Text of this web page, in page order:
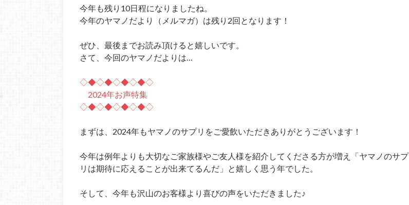
今年も残り10日程になりましたね。
今年のヤマノだより（メルマガ）は残り2回となります！
ぜひ、最後までお読み頂けると嬉しいです。
さて、今回のヤマノだよりは…
◇◆◇◆◇◆◇◆◇
2024年お声特集
◇◆◇◆◇◆◇◆◇
まずは、2024年もヤマノのサプリをご愛飲いただきありがとうございます！
今年は例年よりも大切なご家族様やご友人様を紹介してくださる方が増え「ヤマノのサプ
リは期待に応えることが出来てるんだ」と嬉しく思う年でした。
そして、今年も沢山のお客様より喜びの声をいただきました♪